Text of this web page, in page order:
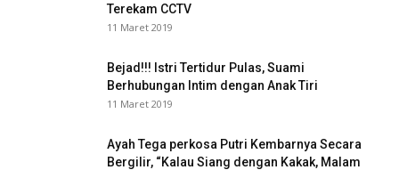
Terekam CCTV
11 Maret 2019
Bejad!!! Istri Tertidur Pulas, Suami
Berhubungan Intim dengan Anak Tiri
11 Maret 2019
Ayah Tega perkosa Putri Kembarnya Secara
Bergilir, “Kalau Siang dengan Kakak, Malam